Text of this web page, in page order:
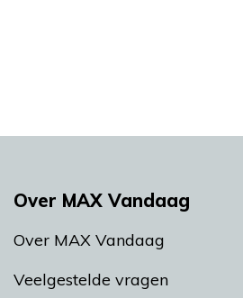
Over MAX Vandaag
Over MAX Vandaag
Veelgestelde vragen